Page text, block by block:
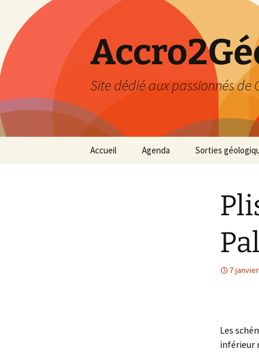
Site dédié aux passionnés de
Aller
Accueil Agenda Sorties
7
Les
inférieur